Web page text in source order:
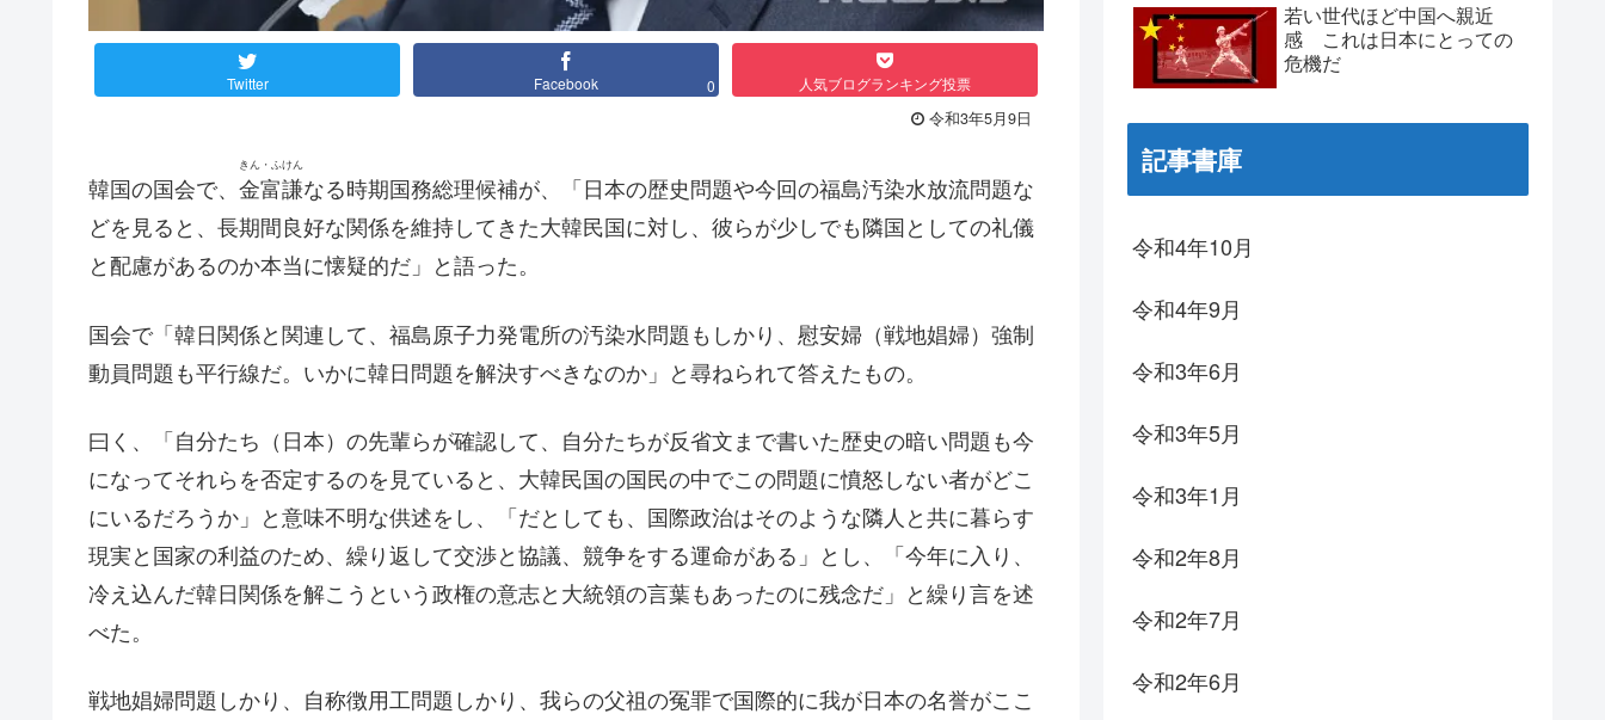
Twitter Facebook 0 人気ブログランキング投票
令和3年5月9日
韓国の国会で、 金富謙
きん・ふけん
なる時期国務総理候補が、「日本の歴史問題や今回の福島汚染水放流問題な
どを見ると、長期間良好な関係を維持してきた大韓民国に対し、彼らが少しでも隣国としての礼儀
と配慮があるのか本当に懐疑的だ」と語った。
国会で「韓日関係と関連して、福島原子力発電所の汚染水問題もしかり、慰安婦（戦地娼婦）強制
動員問題も平行線だ。いかに韓日問題を解決すべきなのか」と尋ねられて答えたもの。
曰く、「自分たち（日本）の先輩らが確認して、自分たちが反省文まで書いた歴史の暗い問題も今
になってそれらを否定するのを見ていると、大韓民国の国民の中でこの問題に憤怒しない者がどこ
にいるだろうか」と意味不明な供述をし、「だとしても、国際政治はそのような隣人と共に暮らす
現実と国家の利益のため、繰り返して交渉と協議、競争をする運命がある」とし、「今年に入り、
冷え込んだ韓日関係を解こうという政権の意志と大統領の言葉もあったのに残念だ」と繰り言を述
べた。
戦地娼婦問題しかり、自称徴用工問題しかり、我らの父祖の冤罪で国際的に我が日本の名誉がここ
若い世代ほど中国へ親近
感 これは日本にとっての
危機だ
記事書庫
令和4年10月
令和4年9月
令和3年6月
令和3年5月
令和3年1月
令和2年8月
令和2年7月
令和2年6月